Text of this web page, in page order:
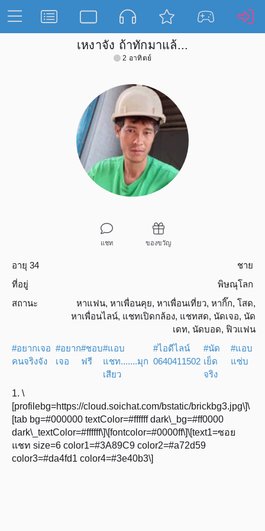
เหงาจัง ถ้าทักมาแล้...
2 อาทิตย์
แชท ของขวัญ
อายุ 34
ชาย
ที่อยู่
พิษณุโลก
สถานะ
หาแฟน, หาเพื่อนคุย, หาเพื่อนเที่ยว, หากิ๊ก, โสด,
หาเพื่อนไลน์, แชทเปิดกล้อง, แชทสด, นัดเจอ, นัด
เดท, นัดบอด, ฟิวแฟน
#อยากเจอ
คนจริงจัง
#อยาก
เจอ
#ชอบ
ฟรี
#แอบ
แชท.......มุก
เสียว
#ไอดีไลน์
0640411502
#นัด
เย็ด
จริง
#แอบ
แซ่บ
1. \
[profilebg=https://cloud.soichat.com/bstatic/brickbg3.jpg\]\
[tab bg=#000000 textColor=#ffffff dark\_bg=#ff0000
dark\_textColor=#ffffff\]\[fontcolor=#0000ff\]\[text1=ซอย
แชท size=6 color1=#3A89C9 color2=#a72d59
color3=#da4fd1 color4=#3e40b3\]